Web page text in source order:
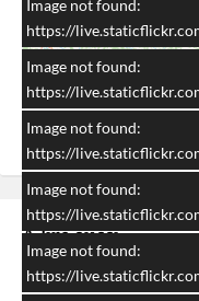
Image not found:
https://
Image not found:
https://
Image not found:
https://
Image not found:
https://
Image not found:
https://
A lire aussi